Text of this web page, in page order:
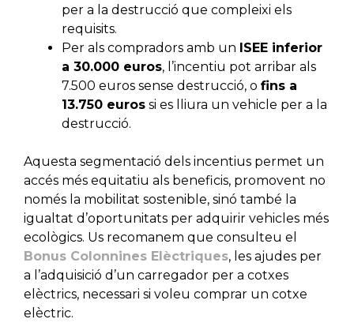
per a la destrucció que compleixi els
requisits.
Per als compradors amb un ISEE inferior
a 30.000 euros, l’incentiu pot arribar als
7.500 euros sense destrucció, o fins a
13.750 euros si es lliura un vehicle per a la
destrucció.
Aquesta segmentació dels incentius permet un
accés més equitatiu als beneficis, promovent no
només la mobilitat sostenible, sinó també la
igualtat d’oportunitats per adquirir vehicles més
ecològics. Us recomanem que consulteu el
Bonus Colonnines Elèctriques, les ajudes per
a l’adquisició d’un carregador per a cotxes
elèctrics, necessari si voleu comprar un cotxe
elèctric.